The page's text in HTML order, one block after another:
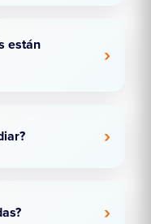
están